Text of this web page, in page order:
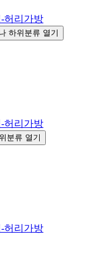
허리가방
하위분류 열기
허리가방
분류 열기
허리가방